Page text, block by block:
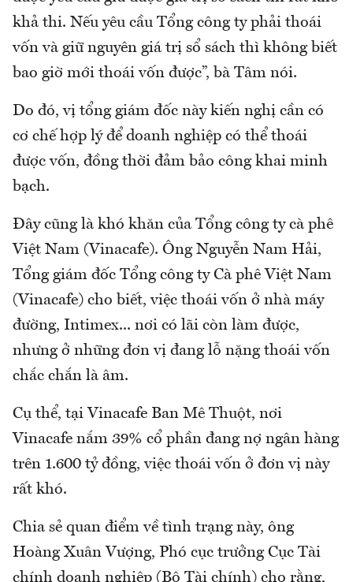
khả thi. Nếu yêu cầu Tổng công ty phải thoái
vốn và giữ nguyên giá trị sổ sách thì không biết
bao giờ mới thoái vốn được”, bà Tâm nói.
Do đó, vị tổng giám đốc này kiến nghị cần có
cơ chế hợp lý để doanh nghiệp có thể thoái
được vốn, đồng thời đảm bảo công khai minh
bạch.
Đây cũng là khó khăn của Tổng công ty cà phê
Việt Nam (Vinacafe). Ông Nguyễn Nam Hải,
Tổng giám đốc Tổng công ty Cà phê Việt Nam
(Vinacafe) cho biết, việc thoái vốn ở nhà máy
đường, Intimex... nơi có lãi còn làm được,
nhưng ở những đơn vị đang lỗ nặng thoái vốn
chắc chắn là âm.
Cụ thể, tại Vinacafe Ban Mê Thuột, nơi
Vinacafe nắm 39% cổ phần đang nợ ngân hàng
trên 1.600 tỷ đồng, việc thoái vốn ở đơn vị này
rất khó.
Chia sẻ quan điểm về tình trạng này, ông
Hoàng Xuân Vượng, Phó cục trưởng Cục Tài
chính doanh nghiệp (Bộ Tài chính) cho rằng,